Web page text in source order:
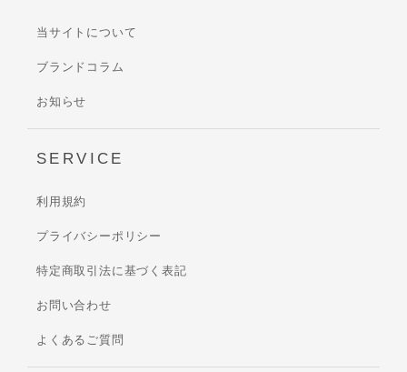
当サイトについて
ブランドコラム
お知らせ
SERVICE
利用規約
プライバシーポリシー
特定商取引法に基づく表記
お問い合わせ
よくあるご質問